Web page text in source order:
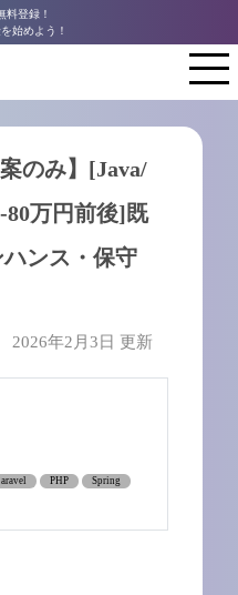
料登録！
始めよう！
のみ】[Java/
80万円前後]既
ンス・保守
2026年2月3日 更新
PHP
Spring